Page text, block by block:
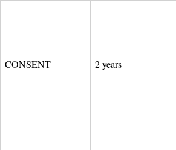
CONSENT 2 years